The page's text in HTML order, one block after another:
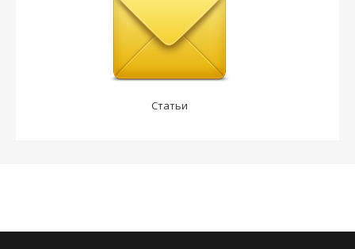
Статьи